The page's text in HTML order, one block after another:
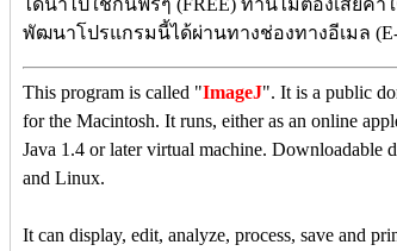
พัฒนาโปรแกรมนี้ได้ผ่านทางช่องทางอีเมล
This program is called "ImageJ". It is a public
for the Macintosh. It runs, either as an online
Java 1.4 or later virtual machine.
and Linux.
It can display, edit, analyze, process, save and